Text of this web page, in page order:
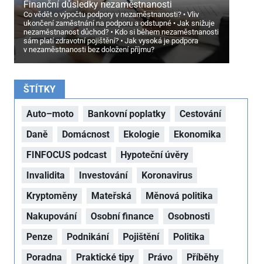
Finanční důsledky nezaměstnanosti
Co vědět o výpočtu podpory v nezaměstnanosti?
Vliv
ukončení zaměstnání na podporu a odstupné
Jak snižuje
nezaměstnanost důchod?
Kdo si během nezaměstnanosti
sám platí zdravotní pojištění?
Jak vysoká je podpora
v nezaměstnanosti bez doložení příjmu?
ŠTÍTKY
Auto–moto Bankovní poplatky
Cestování
Daně
Domácnost Ekologie
Ekonomika
FINFOCUS podcast
Hypoteční úvěry
Invalidita
Investování
Koronavirus
Kryptoměny
Mateřská
Měnová politika
Nakupování
Osobní finance
Osobnosti
Penze
Podnikání Pojištění
Politika
Poradna
Praktické tipy Právo
Příběhy